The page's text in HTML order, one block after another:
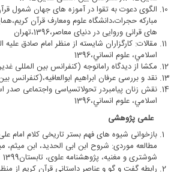
مبارکه حجرات،دانشگاه علوم ومعارف قرآن
های قرانی وروایی در دنیای معاصر،1396،تهران
مقالات: کارگزاران شایسته از منظر امام صادق علیه
اسلامي، علوم انساني،1396
مکشا از دیدگاه رامانوجه (کنفرانس بین المللی
نقد و بررسی عرفان ابراهیم ابوالعافیه،(کنفرانس بین
نقش زنان پیامبردر تحولاتسیاسی واجتماعی صدر
اسلامي، علوم انساني،1396
علمی پژوهشی
بازخوانی شیوه های فهم بستر تاریخی کلام امام
مطالعه موردی: شروح ابن ابی الحدید، ابن میثم،
شوشتری و مغنیه، پژوهشنامه علوی، تابستان1399
رابطه گفت و گو و عناصر داستانی قرآن کریم از